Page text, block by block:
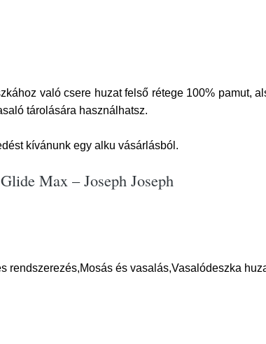
való csere huzat felső rétege 100% pamut,
tárolására használhatsz.
kívánunk egy alku vásárlásból.
Max – Joseph Joseph
rendszerezés,Mosás és vasalás,Vasalódeszka